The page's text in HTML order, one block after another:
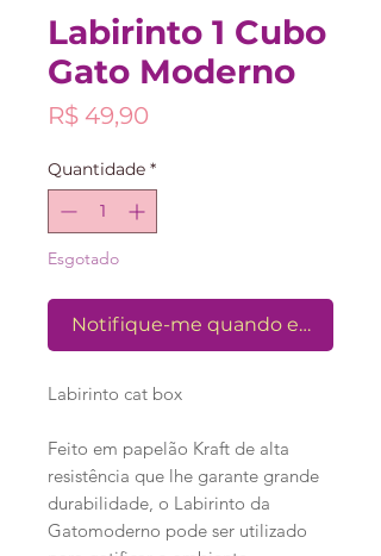
Labirinto 1 Cubo
Gato Moderno
R$ 49,90
Quantidade *
Esgotado
Notifique-me quando estiver
Labirinto cat box
Feito em papelão Kraft de alta
resistência que lhe garante grande
durabilidade, o Labirinto da
Gatomoderno pode ser utilizado